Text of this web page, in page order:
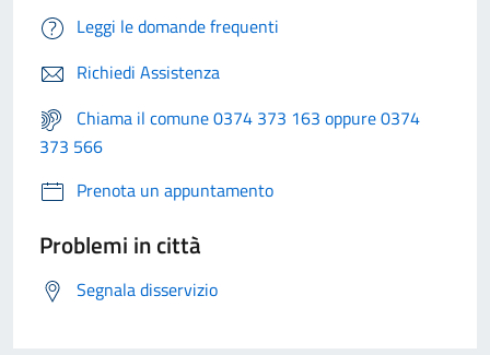
Leggi le domande frequenti
Richiedi Assistenza
Chiama il comune 0374 373 163 oppure 0374
373 566
Prenota un appuntamento
Problemi in città
Segnala disservizio